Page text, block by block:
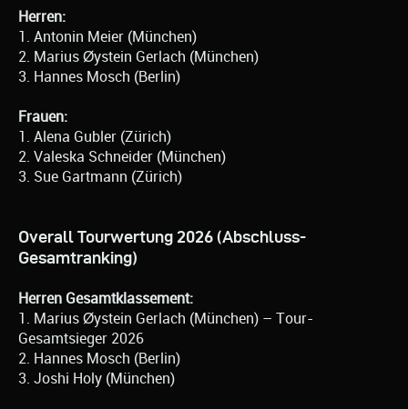
Herren:
1. Antonin Meier (München)
2. Marius Øystein Gerlach (München)
3. Hannes Mosch (Berlin)
Frauen:
1. Alena Gubler (Zürich)
2. Valeska Schneider (München)
3. Sue Gartmann (Zürich)
Overall Tourwertung 2026 (Abschluss-
Gesamtranking)
Herren Gesamtklassement:
1. Marius Øystein Gerlach (München) – Tour-
Gesamtsieger 2026
2. Hannes Mosch (Berlin)
3. Joshi Holy (München)